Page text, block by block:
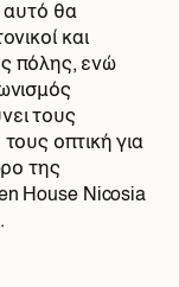
αυτό θα
και
πόλης, ενώ
τους
οπτική για
της
House Nicosia